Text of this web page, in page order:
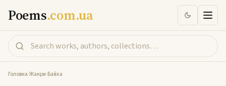
Poems.com.ua
Головна-Жанри-Байка